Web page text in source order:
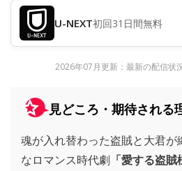
U-NEXT初回31日間無料
2026年07月更新：最新の配信状
見どころ・期待される
魂が入れ替わった盗賊と大君が
なロマンス時代劇 「愛する盗賊